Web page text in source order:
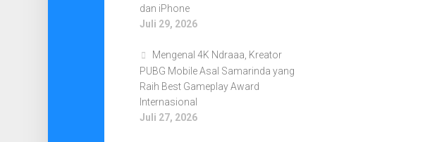
dan iPhone
Juli 29, 2026
Mengenal 4K Ndraaa, Kreator
PUBG Mobile Asal Samarinda yang
Raih Best Gameplay Award
Internasional
Juli 27, 2026